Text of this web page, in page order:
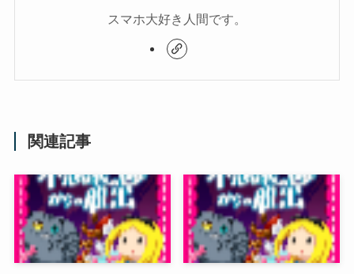
スマホ大好き人間です。
関連記事